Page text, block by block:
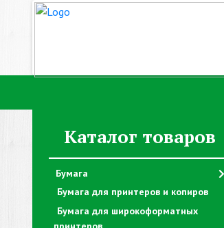
Каталог товаров
Бумага
Бумага для принтеров и копиров
Бумага для широкоформатных